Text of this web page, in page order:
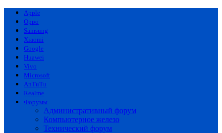
Apple
Oppo
Samsung
Xiaomi
Google
Huawei
Vivo
Microsoft
AnTuTu
Realme
Форумы
Административный форум
Компьютерное железо
Технический форум